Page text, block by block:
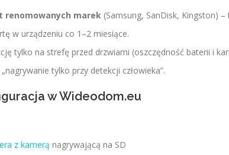
renomowanych marek (Samsung, SanDisk, Kingston)
w urządzeniu co 1–2 miesiące.
tylko na strefę przed drzwiami (oszczędność baterii i
tylko przy detekcji człowieka”.
w Wideodom.eu
z kamerą nagrywającą na SD